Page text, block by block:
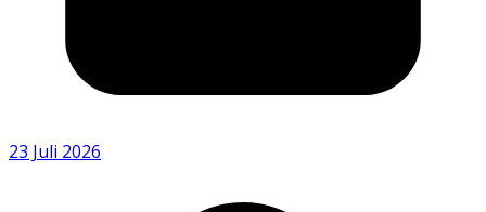
23 Juli 2026